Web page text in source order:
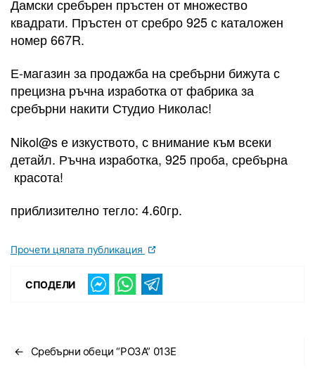
Дамски сребърен пръстен от множество
квадрати. Пръстен от сребро 925 с каталожен
номер 667R.
Е-магазин за продажба на сребърни бижута с
прецизна ръчна изработка от фабрика за
сребърни накити Студио Николас!
Nikol@s е изкуствoто, с внимание към всеки
детайл. Ръчна изработка, 925 пробa, сребърна
красота!
приблизително тегло: 4.60гр.
Прочети цялата публикация
СПОДЕЛИ
← Сребърни обеци “РОЗА” 013E